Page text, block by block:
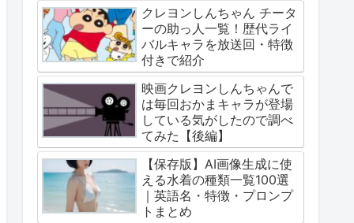
クレヨンしんちゃん チータ
ーの助っ人一覧！歴代ライ
バルキャラを放送回・特徴
付きで紹介
映画クレヨンしんちゃんで
は毎回おかまキャラが登場
している気がしたので調べ
てみた【後編】
【保存版】AI画像生成に使
える水着の種類一覧100選
｜英語名・特徴・プロンプ
トまとめ